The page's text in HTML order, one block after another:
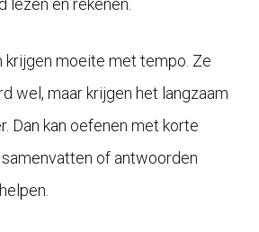
krijgen moeite met tempo. Ze
wel, maar krijgen het langzaam
Dan kan oefenen met korte
of antwoorden